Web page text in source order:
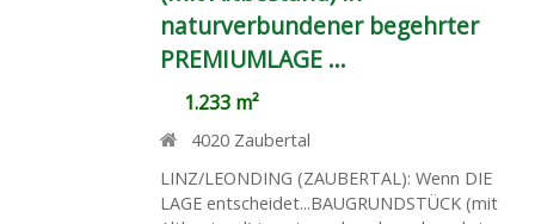
naturverbundener begehrter
PREMIUMLAGE ...
1.233 m²
4020 Zaubertal
LINZ/LEONDING (ZAUBERTAL): Wenn DIE
LAGE entscheidet...BAUGRUNDSTÜCK (mit